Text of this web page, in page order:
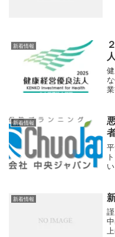
新着情報
新着情報
新着情報